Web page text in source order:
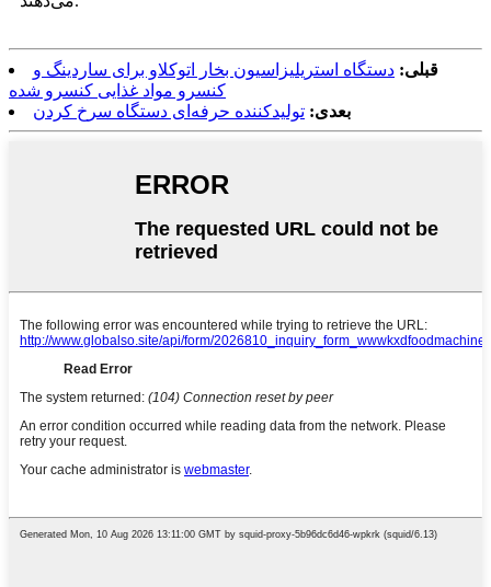
قبلی: دستگاه استریلیزاسیون بخار اتوکلاو برای ساردینگ و
کنسرو مواد غذایی کنسرو شده
بعدی: تولیدکننده حرفه‌ای دستگاه سرخ کردن